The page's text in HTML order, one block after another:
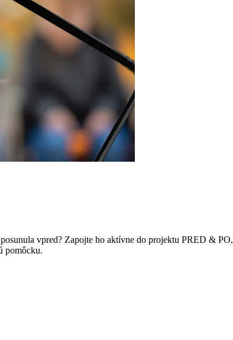
vpred? Zapojte ho aktívne do projektu PRED &
pomôcku.